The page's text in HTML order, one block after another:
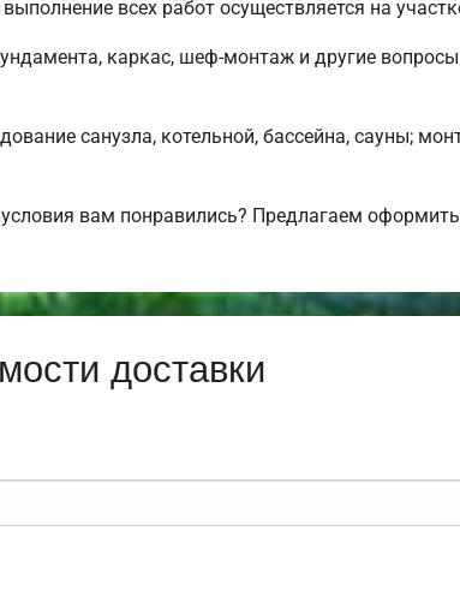
всех работ осуществляется на
каркас, шеф-монтаж и другие
санузла, котельной, бассейна, сауны;
вам понравились? Предлагаем
доставки